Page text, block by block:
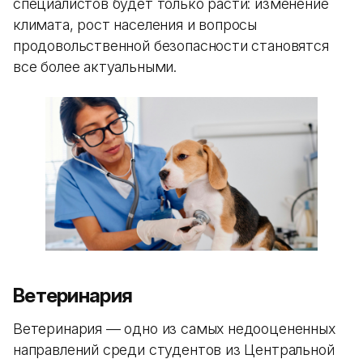
специалистов будет только расти: изменение
климата, рост населения и вопросы
продовольственной безопасности становятся
все более актуальными.
Ветеринария
Ветеринария — одно из самых недооцененных
направлений среди студентов из Центральной